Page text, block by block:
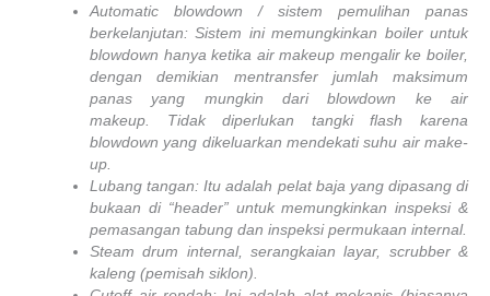
Automatic blowdown / sistem pemulihan panas
berkelanjutan: Sistem ini memungkinkan boiler untuk
blowdown hanya ketika air makeup mengalir ke boiler,
dengan demikian mentransfer jumlah maksimum
panas yang mungkin dari blowdown ke air
makeup. Tidak diperlukan tangki flash karena
blowdown yang dikeluarkan mendekati suhu air make-
up.
Lubang tangan: Itu adalah pelat baja yang dipasang di
bukaan di “header” untuk memungkinkan inspeksi &
pemasangan tabung dan inspeksi permukaan internal.
Steam drum internal, serangkaian layar, scrubber &
kaleng (pemisah siklon).